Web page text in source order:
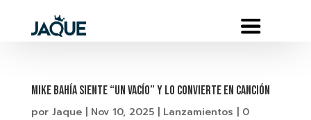
Mike Bahía siente “Un Vacío” y lo convierte en canción
por Jaque| Nov 10, 2025| Lanzamientos
0